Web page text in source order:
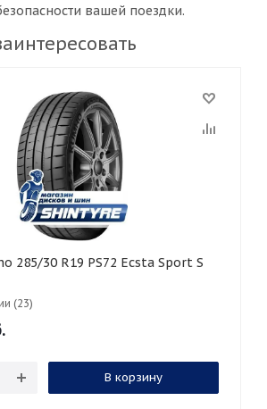
вашей поездки.
(23)
В корзину